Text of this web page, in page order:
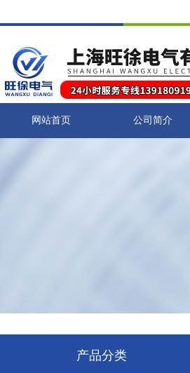
网站首页 公司简介
产品分类